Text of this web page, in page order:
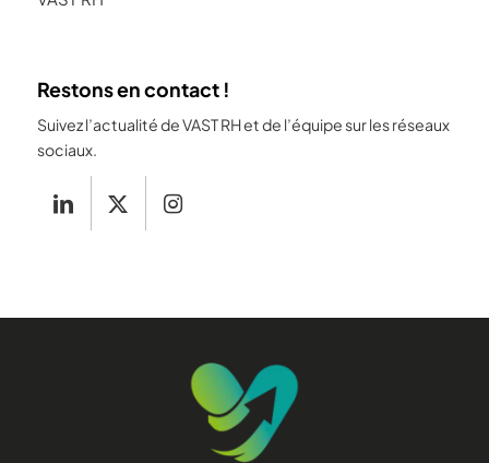
Restons en contact !
Suivez l’actualité de VAST RH et de l’équipe sur les réseaux
sociaux.